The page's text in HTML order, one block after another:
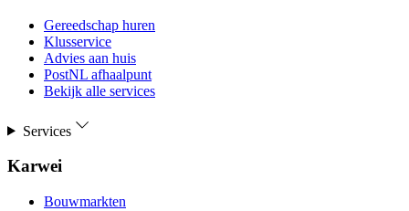
Gereedschap huren
Klusservice
Advies aan huis
PostNL afhaalpunt
Bekijk alle services
Services
Karwei
Bouwmarkten